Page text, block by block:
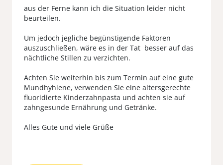
aus der Ferne kann ich die Situation leider nicht
beurteilen.
Um jedoch jegliche begünstigende Faktoren
auszuschließen, wäre es in der Tat besser auf das
nächtliche Stillen zu verzichten.
Achten Sie weiterhin bis zum Termin auf eine gute
Mundhyhiene, verwenden Sie eine altersgerechte
fluoridierte Kinderzahnpasta und achten sie auf
zahngesunde Ernährung und Getränke.
Alles Gute und viele Grüße